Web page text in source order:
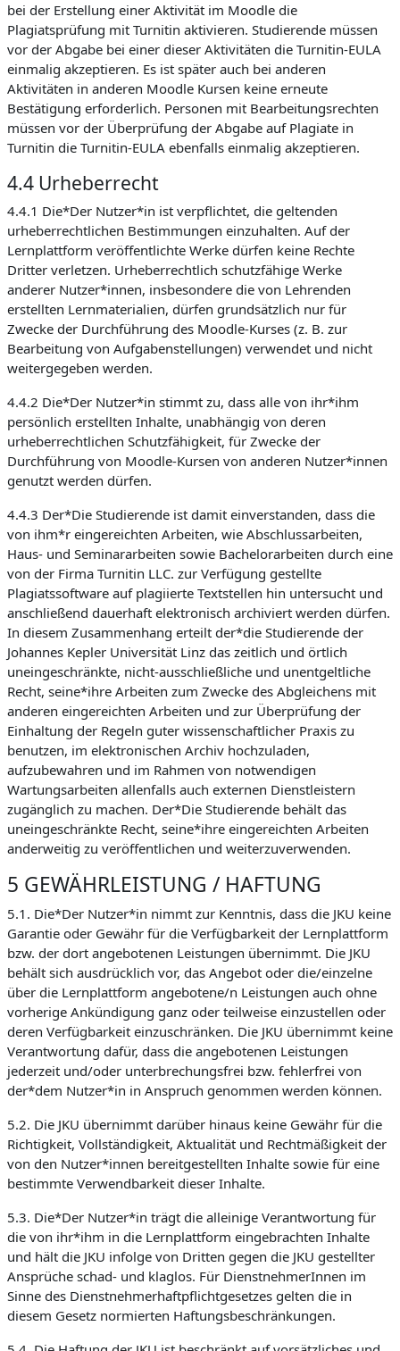
bei der Erstellung einer Aktivität im Moodle die
Plagiatsprüfung mit Turnitin aktivieren. Studierende müssen
vor der Abgabe bei einer dieser Aktivitäten die Turnitin-EULA
einmalig akzeptieren. Es ist später auch bei anderen
Aktivitäten in anderen Moodle Kursen keine erneute
Bestätigung erforderlich. Personen mit Bearbeitungsrechten
müssen vor der Überprüfung der Abgabe auf Plagiate in
Turnitin die Turnitin-EULA ebenfalls einmalig akzeptieren.
4.4 Urheberrecht
4.4.1 Die*Der Nutzer*in ist verpflichtet, die geltenden
urheberrechtlichen Bestimmungen einzuhalten. Auf der
Lernplattform veröffentlichte Werke dürfen keine Rechte
Dritter verletzen. Urheberrechtlich schutzfähige Werke
anderer Nutzer*innen, insbesondere die von Lehrenden
erstellten Lernmaterialien, dürfen grundsätzlich nur für
Zwecke der Durchführung des Moodle-Kurses (z. B. zur
Bearbeitung von Aufgabenstellungen) verwendet und nicht
weitergegeben werden.
4.4.2 Die*Der Nutzer*in stimmt zu, dass alle von ihr*ihm
persönlich erstellten Inhalte, unabhängig von deren
urheberrechtlichen Schutzfähigkeit, für Zwecke der
Durchführung von Moodle-Kursen von anderen Nutzer*innen
genutzt werden dürfen.
4.4.3 Der*Die Studierende ist damit einverstanden, dass die
von ihm*r eingereichten Arbeiten, wie Abschlussarbeiten,
Haus- und Seminararbeiten sowie Bachelorarbeiten durch eine
von der Firma Turnitin LLC. zur Verfügung gestellte
Plagiatssoftware auf plagiierte Textstellen hin untersucht und
anschließend dauerhaft elektronisch archiviert werden dürfen.
In diesem Zusammenhang erteilt der*die Studierende der
Johannes Kepler Universität Linz das zeitlich und örtlich
uneingeschränkte, nicht-ausschließliche und unentgeltliche
Recht, seine*ihre Arbeiten zum Zwecke des Abgleichens mit
anderen eingereichten Arbeiten und zur Überprüfung der
Einhaltung der Regeln guter wissenschaftlicher Praxis zu
benutzen, im elektronischen Archiv hochzuladen,
aufzubewahren und im Rahmen von notwendigen
Wartungsarbeiten allenfalls auch externen Dienstleistern
zugänglich zu machen. Der*Die Studierende behält das
uneingeschränkte Recht, seine*ihre eingereichten Arbeiten
anderweitig zu veröffentlichen und weiterzuverwenden.
5 GEWÄHRLEISTUNG / HAFTUNG
5.1. Die*Der Nutzer*in nimmt zur Kenntnis, dass die JKU keine
Garantie oder Gewähr für die Verfügbarkeit der Lernplattform
bzw. der dort angebotenen Leistungen übernimmt. Die JKU
behält sich ausdrücklich vor, das Angebot oder die/einzelne
über die Lernplattform angebotene/n Leistungen auch ohne
vorherige Ankündigung ganz oder teilweise einzustellen oder
deren Verfügbarkeit einzuschränken. Die JKU übernimmt keine
Verantwortung dafür, dass die angebotenen Leistungen
jederzeit und/oder unterbrechungsfrei bzw. fehlerfrei von
der*dem Nutzer*in in Anspruch genommen werden können.
5.2. Die JKU übernimmt darüber hinaus keine Gewähr für die
Richtigkeit, Vollständigkeit, Aktualität und Rechtmäßigkeit der
von den Nutzer*innen bereitgestellten Inhalte sowie für eine
bestimmte Verwendbarkeit dieser Inhalte.
5.3. Die*Der Nutzer*in trägt die alleinige Verantwortung für
die von ihr*ihm in die Lernplattform eingebrachten Inhalte
und hält die JKU infolge von Dritten gegen die JKU gestellter
Ansprüche schad- und klaglos. Für DienstnehmerInnen im
Sinne des Dienstnehmerhaftpflichtgesetzes gelten die in
diesem Gesetz normierten Haftungsbeschränkungen.